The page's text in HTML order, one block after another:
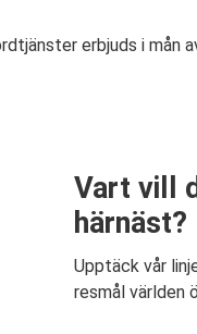
erbjuds i mån
Vart vill
härnäst?
Upptäck vår
resmål världen